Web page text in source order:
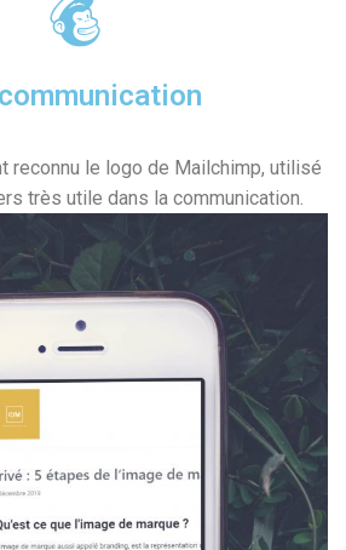
reconnu le logo de Mailchimp, utilisé
très utile dans la communication.